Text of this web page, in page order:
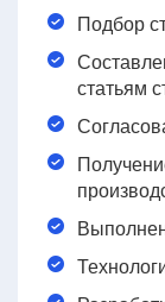
Подбор
статьям